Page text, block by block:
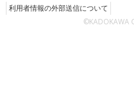
利用者情報の外部送信について
©KADOKAWA